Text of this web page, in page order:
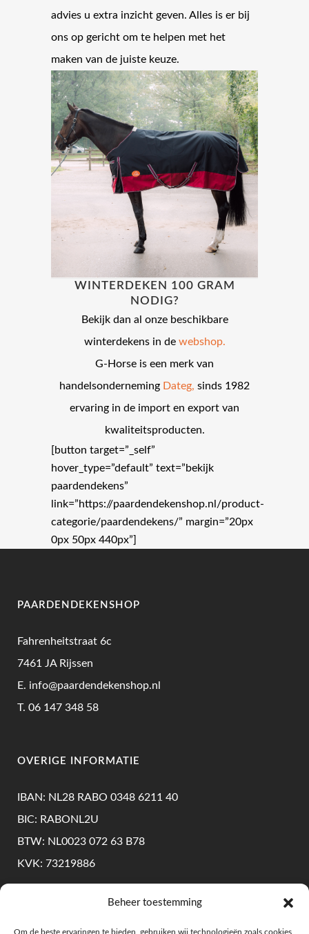
Beheer toestemming
Om de beste ervaringen te bieden, gebruiken wij technologieën zoals cookies
advies u extra inzicht geven. Alles is er bij
ons op gericht om te helpen met het
maken van de juiste keuze.
WINTERDEKEN 100 GRAM
NODIG?
Bekijk dan al onze beschikbare
winterdekens in de webshop.
G-Horse is een merk van
handelsonderneming Dateg, sinds 1982
ervaring in de import en export van
kwaliteitsproducten.
[button target=”_self”
hover_type=”default” text=”bekijk
paardendekens”
link=”https://paardendekenshop.nl/product-
categorie/paardendekens/” margin=”20px
0px 50px 440px”]
PAARDENDEKENSHOP
Fahrenheitstraat 6c
7461 JA Rijssen
E. info@paardendekenshop.nl
T. 06 147 348 58
OVERIGE INFORMATIE
IBAN: NL28 RABO 0348 6211 40
BIC: RABONL2U
BTW: NL0023 072 63 B78
KVK: 73219886